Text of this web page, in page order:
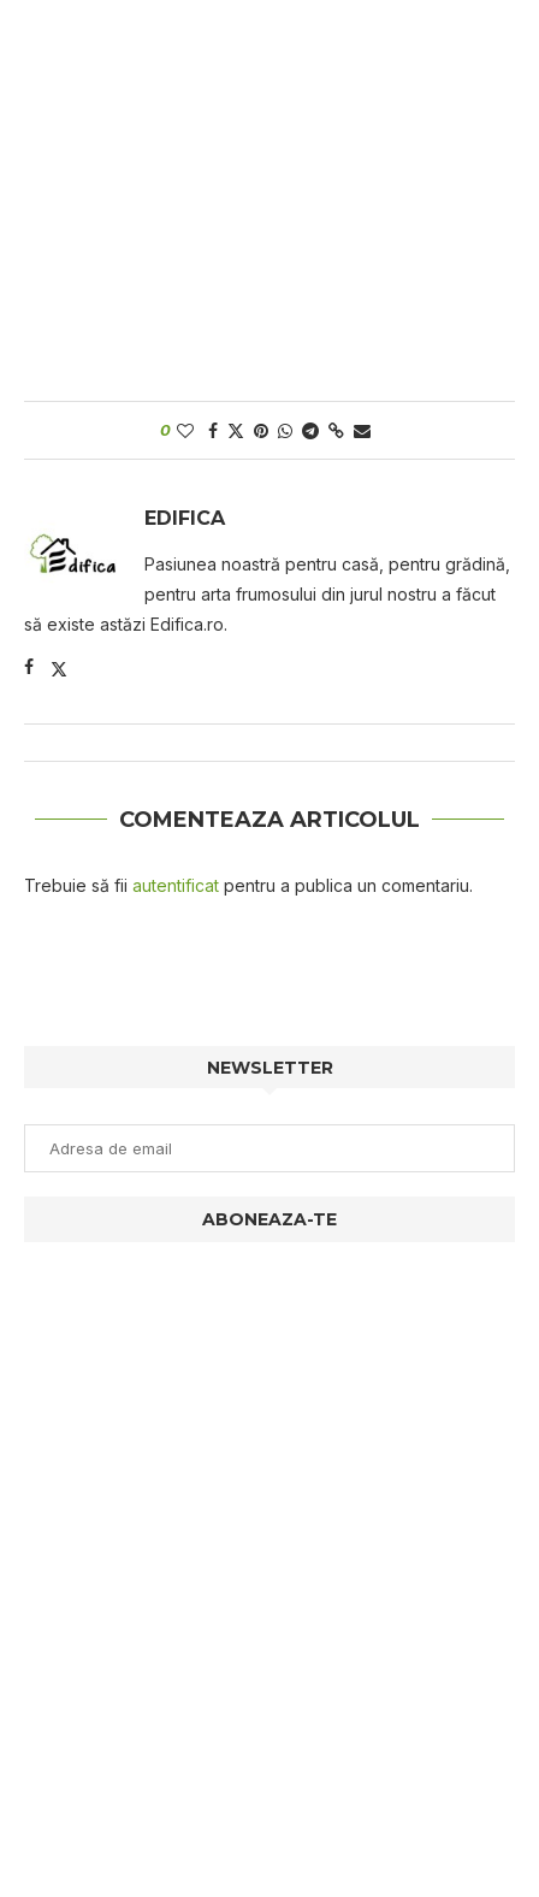
0
EDIFICA
Pasiunea noastră pentru casă, pentru grădină,
pentru arta frumosului din jurul nostru a făcut
să existe astăzi Edifica.ro.
COMENTEAZA ARTICOLUL
Trebuie să fii autentificat pentru a publica un comentariu.
NEWSLETTER